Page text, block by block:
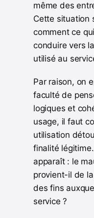
même des
Cette situation
comment ce
conduire vers
utilisé au
Par raison, on
faculté de
logiques et
usage, il faut
utilisation
finalité
apparaît : le
provient-il de
des fins
service ?